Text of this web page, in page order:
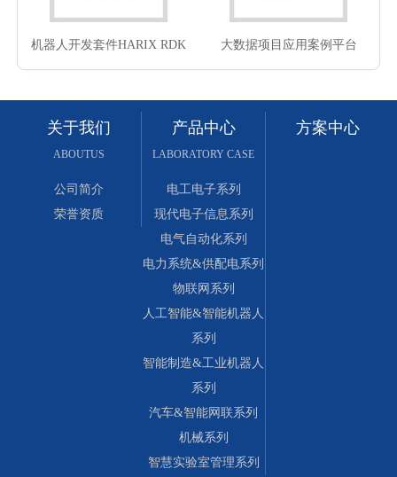
机器人开发套件HARIX RDK 大数据项目应用案例平台
关于我们
ABOUTUS
公司简介
荣誉资质
产品中心
LABORATORY CASE
电工电子系列
现代电子信息系列
电气自动化系列
电力系统&供配电系列
物联网系列
人工智能&智能机器人
系列
智能制造&工业机器人
系列
汽车&智能网联系列
机械系列
智慧实验室管理系列
方案中心